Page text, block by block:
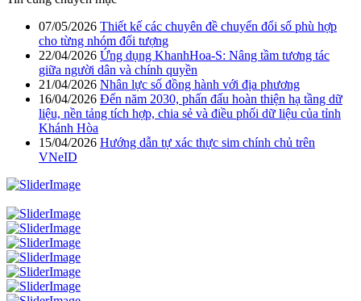
07/05/2026 Thiết kế các chuyên đề chuyển đổi số phù hợp
cho từng nhóm đối tượng
22/04/2026 Ứng dụng KhanhHoa-S: Nâng tầm tương tác
giữa người dân và chính quyền
21/04/2026 Nhân lực số đồng hành với địa phương
16/04/2026 Đến năm 2030, phấn đấu hoàn thiện hạ tầng dữ
liệu, nền tảng tích hợp, chia sẻ và điều phối dữ liệu của tỉnh
Khánh Hòa
15/04/2026 Hướng dẫn tự xác thực sim chính chủ trên
VNeID